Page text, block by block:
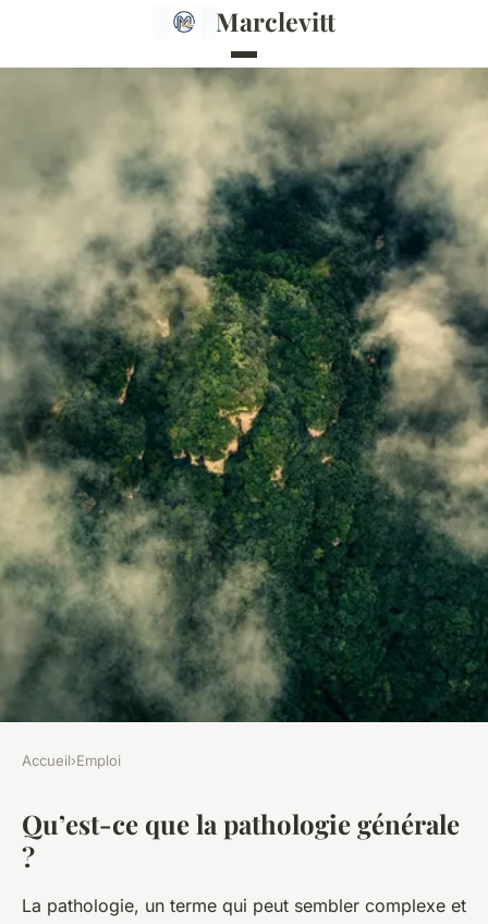
Marclevitt
Qu'est-ce que la pathologie
générale ?
Jeanne•11 novembre 2024 •10 min de lecture
Accueil›Emploi
Qu’est-ce que la pathologie générale
?
La pathologie, un terme qui peut sembler complexe et